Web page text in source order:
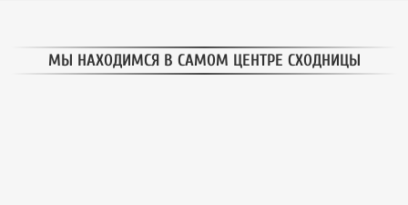
МЫ НАХОДИМСЯ В САМОМ ЦЕНТРЕ СХОДНИЦЫ